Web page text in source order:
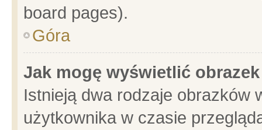
board pages).
Góra
Jak mogę wyświetlić
Istnieją dwa rodzaje obrazków
użytkownika w czasie